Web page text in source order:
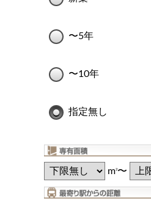
〜5年
〜10年
指定無し
m2〜